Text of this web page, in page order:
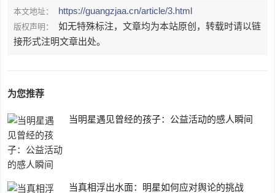
本文地址： https://guangzjaa.cn/article/3.html
版权声明：
如无特殊标注，文章均为本站原创，转载时请以链
接形式注明文章出处。
为您推荐
当明星遇见曾经的孩子：公益活动的感人瞬间
当真相浮出水面：明星如何应对舆论的挑战